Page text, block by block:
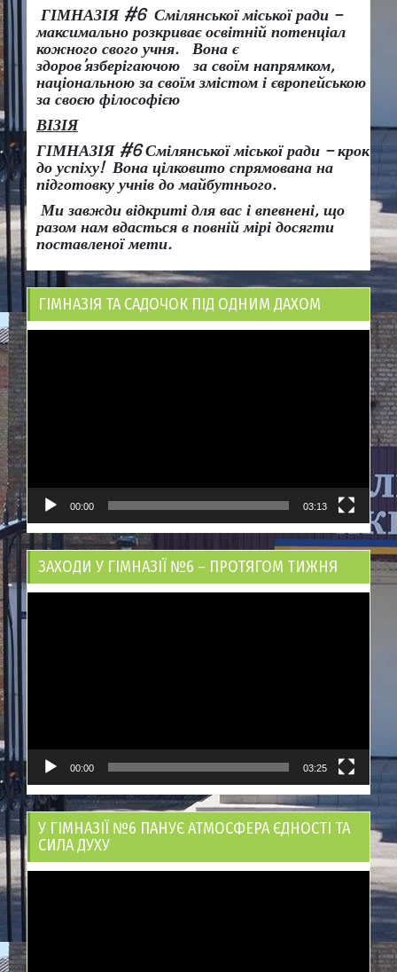
ГІМНАЗІЯ #6 Смілянської міської ради –
максимально розкриває освітній потенціал
кожного свого учня.
Вона є
здоров’язберігаючою за своїм напрямком,
національною за своїм змістом і європейською
за своєю філософією
ВІЗІЯ
ГІМНАЗІЯ #6 Смілянської міської ради – крок
до успіху! Вона цілковито спрямована на
підготовку учнів до майбутнього.
Ми завжди відкриті для вас і впевнені, що
разом нам вдасться в повній мірі досягти
поставленої мети.
ГІМНАЗІЯ ТА САДОЧОК ПІД ОДНИМ ДАХОМ
00:00 03:13
ЗАХОДИ У ГІМНАЗІЇ №6 – ПРОТЯГОМ ТИЖНЯ
00:00 03:25
У ГІМНАЗІЇ №6 ПАНУЄ АТМОСФЕРА ЄДНОСТІ ТА
СИЛА ДУХУ